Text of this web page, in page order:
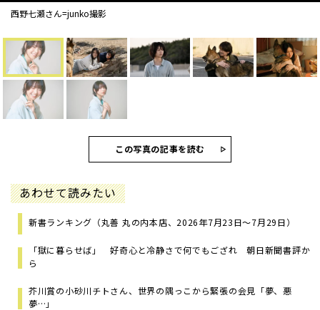
西野七瀬さん=junko撮影
この写真の記事を読む
あわせて読みたい
新書ランキング（丸善 丸の内本店、2026年7月23日～7月29日）
「獄に暮らせば」 好奇心と冷静さで何でもござれ 朝日新聞書評か
ら
芥川賞の小砂川チトさん、世界の隅っこから緊張の会見「夢、悪
夢…」